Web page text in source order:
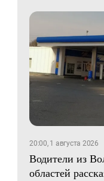
20:00, 1 августа 2026
Водители из
областей